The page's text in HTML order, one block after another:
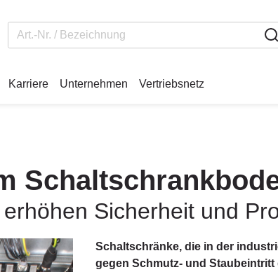
Karriere Unternehmen Vertriebsnetz
Sicherheit und
Schaltschränke, die in der
gegen Schmutz- und